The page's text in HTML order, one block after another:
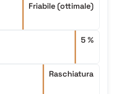
Friabile (ottimale)
5 %
Raschiatura